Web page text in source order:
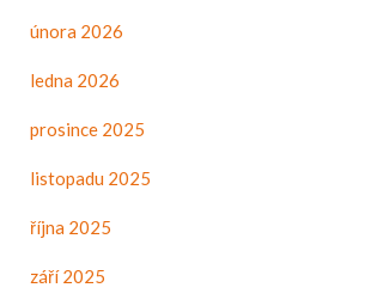
února 2026
ledna 2026
prosince 2025
listopadu 2025
října 2025
září 2025